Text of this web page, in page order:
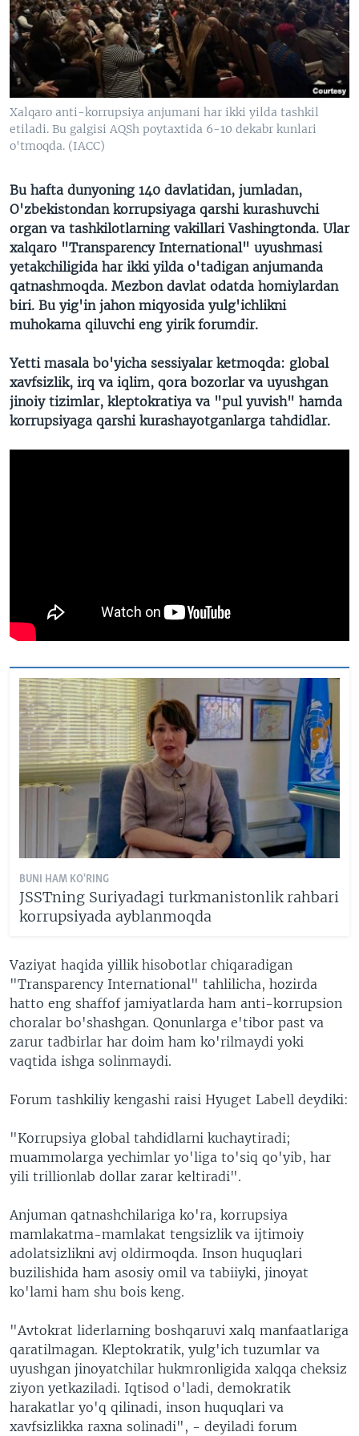
VIDEO
XABARLAR SURATLARDA
ODNOKLASSNIKI
TELEGRAM
SOUNDCLOUD
VOA
Xalqaro anti-korrupsiya anjumani har ikki yilda tashkil
etiladi. Bu galgisi AQSh poytaxtida 6-10 dekabr kunlari
o'tmoqda. (IACC)
Bu hafta dunyoning 140 davlatidan, jumladan,
O'zbekistondan korrupsiyaga qarshi kurashuvchi
organ va tashkilotlarning vakillari Vashingtonda. Ular
xalqaro "Transparency International" uyushmasi
yetakchiligida har ikki yilda o'tadigan anjumanda
qatnashmoqda. Mezbon davlat odatda homiylardan
biri. Bu yig'in jahon miqyosida yulg'ichlikni
muhokama qiluvchi eng yirik forumdir.
Yetti masala bo'yicha sessiyalar ketmoqda: global
xavfsizlik, irq va iqlim, qora bozorlar va uyushgan
jinoiy tizimlar, kleptokratiya va "pul yuvish" hamda
korrupsiyaga qarshi kurashayotganlarga tahdidlar.
BUNI HAM KO'RING
JSSTning Suriyadagi turkmanistonlik rahbari
korrupsiyada ayblanmoqda
Vaziyat haqida yillik hisobotlar chiqaradigan
"Transparency International" tahlilicha, hozirda
hatto eng shaffof jamiyatlarda ham anti-korrupsion
choralar bo'shashgan. Qonunlarga e'tibor past va
zarur tadbirlar har doim ham ko'rilmaydi yoki
vaqtida ishga solinmaydi.
Forum tashkiliy kengashi raisi Hyuget Labell deydiki:
"Korrupsiya global tahdidlarni kuchaytiradi;
muammolarga yechimlar yo'liga to'siq qo'yib, har
yili trillionlab dollar zarar keltiradi".
Anjuman qatnashchilariga ko'ra, korrupsiya
mamlakatma-mamlakat tengsizlik va ijtimoiy
adolatsizlikni avj oldirmoqda. Inson huquqlari
buzilishida ham asosiy omil va tabiiyki, jinoyat
ko'lami ham shu bois keng.
"Avtokrat liderlarning boshqaruvi xalq manfaatlariga
qaratilmagan. Kleptokratik, yulg'ich tuzumlar va
uyushgan jinoyatchilar hukmronligida xalqqa cheksiz
ziyon yetkaziladi. Iqtisod o'ladi, demokratik
harakatlar yo'q qilinadi, inson huquqlari va
xavfsizlikka raxna solinadi", - deyiladi forum